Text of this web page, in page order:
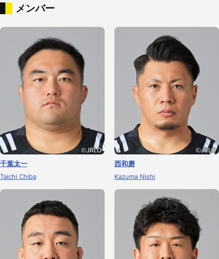
メンバー
千葉太一
Taichi Chiba
西和磨
Kazuma Nishi